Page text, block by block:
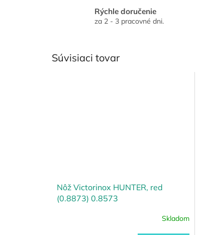
Rýchle doručenie
za 2 - 3 pracovné dni.
Súvisiaci tovar
Nôž Victorinox HUNTER, red
(0.8873) 0.8573
Skladom